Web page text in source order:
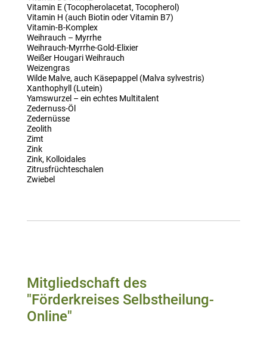
Vitamin E (Tocopherolacetat, Tocopherol)
Vitamin H (auch Biotin oder Vitamin B7)
Vitamin-B-Komplex
Weihrauch – Myrrhe
Weihrauch-Myrrhe-Gold-Elixier
Weißer Hougari Weihrauch
Weizengras
Wilde Malve, auch Käsepappel (Malva sylvestris)
Xanthophyll (Lutein)
Yamswurzel – ein echtes Multitalent
Zedernuss-Öl
Zedernüsse
Zeolith
Zimt
Zink
Zink, Kolloidales
Zitrusfrüchteschalen
Zwiebel
Mitgliedschaft des
"Förderkreises Selbstheilung-
Online"